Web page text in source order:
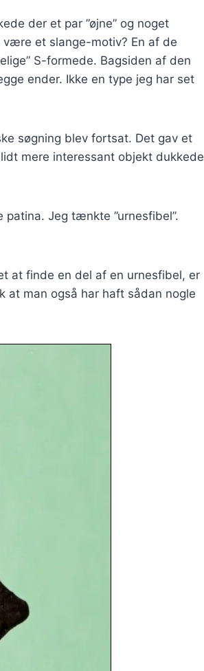
der et par ”øjne” og noget
et slange-motiv? En af de
S-formede. Bagsiden af den
ender. Ikke en type jeg har set
søgning blev fortsat. Det gav et
mere interessant objekt dukkede
Jeg tænkte ”urnesfibel”.
at finde en del af en urnesfibel, er
at man også har haft sådan nogle